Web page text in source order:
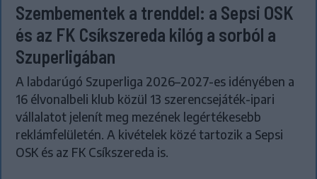
Szembementek a trenddel: a Sepsi OSK
és az FK Csíkszereda kilóg a sorból a
Szuperligában
A labdarúgó Szuperliga 2026–2027-es idényében a
16 élvonalbeli klub közül 13 szerencsejáték-ipari
vállalatot jelenít meg mezének legértékesebb
reklámfelületén. A kivételek közé tartozik a Sepsi
OSK és az FK Csíkszereda is.